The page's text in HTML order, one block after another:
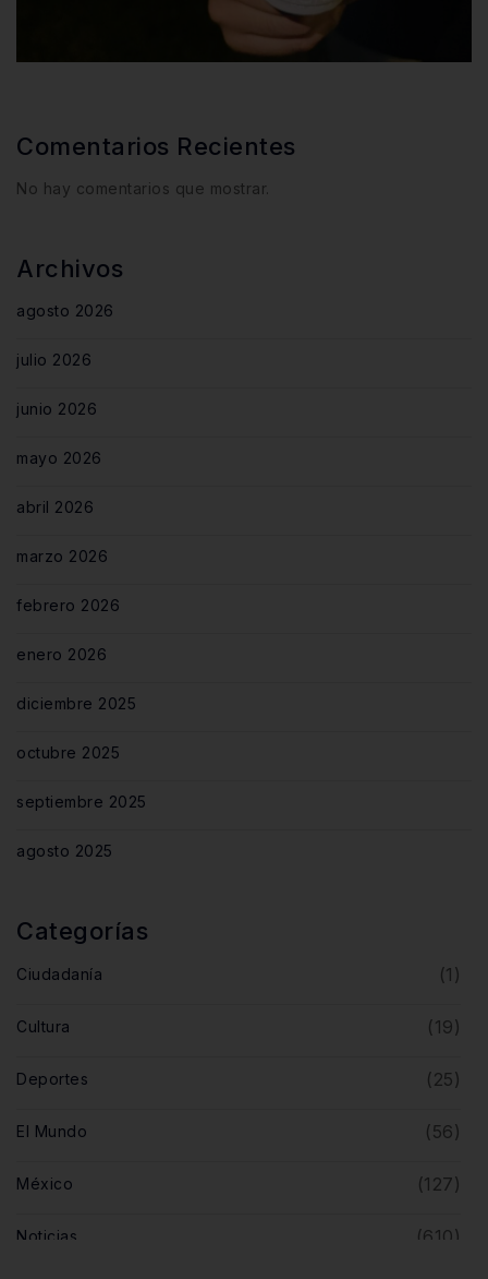
Comentarios Recientes
No hay comentarios que mostrar.
Archivos
agosto 2026
julio 2026
junio 2026
mayo 2026
abril 2026
marzo 2026
febrero 2026
enero 2026
diciembre 2025
octubre 2025
septiembre 2025
agosto 2025
Categorías
Ciudadanía (1)
Cultura (19)
Deportes (25)
El Mundo (56)
México (127)
Noticias (610)